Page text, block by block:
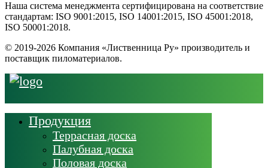
Наша система менеджмента сертифицирована на соответствие
стандартам: ISO 9001:2015, ISO 14001:2015, ISO 45001:2018,
ISO 50001:2018.
© 2019-2026 Компания «Лиственница Ру» производитель и
поставщик пиломатериалов.
Продукция
Террасная доска
Палубная доска
Половая доска